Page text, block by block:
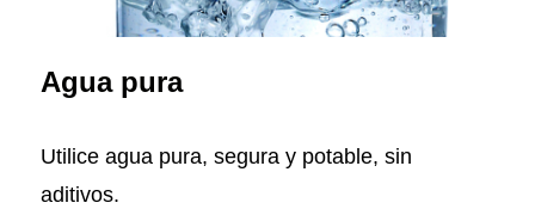
Agua pura
Utilice agua pura, segura y potable, sin
aditivos.